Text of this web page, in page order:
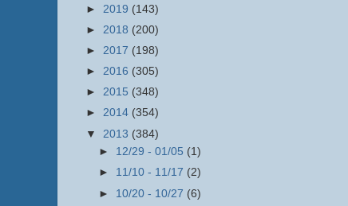
► 2019 (143)
► 2018 (200)
► 2017 (198)
► 2016 (305)
► 2015 (348)
► 2014 (354)
▼ 2013 (384)
► 12/29 - 01/05 (1)
► 11/10 - 11/17 (2)
► 10/20 - 10/27 (6)